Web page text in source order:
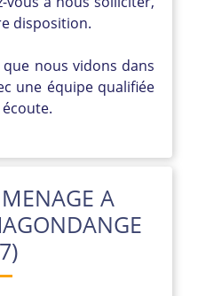
disposition.
nous vidons dans
une équipe qualifiée
A